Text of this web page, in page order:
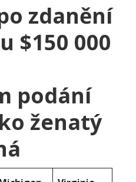
zdanění
$150 000
podání
ženatý